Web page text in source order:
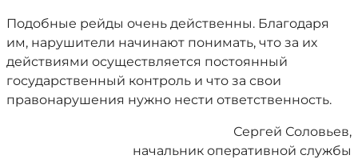
Подобные рейды очень действенны. Благодаря
им, нарушители начинают понимать, что за их
действиями осуществляется постоянный
государственный контроль и что за свои
правонарушения нужно нести ответственность.
Сергей Соловьев,
начальник оперативной службы